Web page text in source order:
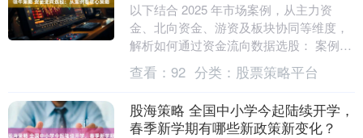
以下结合 2025 年市场案例，从主力资
金、北向资金、游资及板块协同等维度，
解析如何通过资金流向数据选股： 案例
一：宁德时代（300750）—— 主力与北向
资金....
查看： 92 分类： 股票策略平台
股海策略 全国中小学今起陆续开学，
春季新学期有哪些新政策新变化？